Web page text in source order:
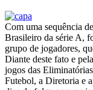
Com uma sequência
Brasileiro da série A,
grupo de jogadores,
Diante deste fato e
jogos das
Futebol, a Diretoria e